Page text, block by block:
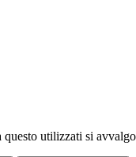
utilizzati si